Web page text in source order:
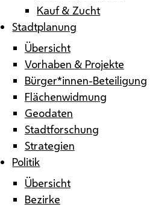
Kauf & Zucht
Stadtplanung
Übersicht
Vorhaben & Projekte
Bürger*innen-Beteiligung
Flächenwidmung
Geodaten
Stadtforschung
Strategien
Politik
Übersicht
Bezirke